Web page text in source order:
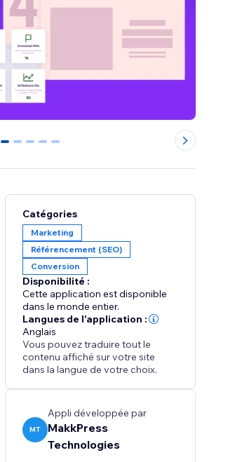
0 1 2 3 4
Catégories
Marketing
Référencement (SEO)
Conversion
Disponibilité :
Cette application est disponible
dans le monde entier.
Langues de l'application :
Anglais
Vous pouvez traduire tout le
contenu affiché sur votre site
dans la langue de votre choix.
MT
Appli développée par
MakkPress
Technologies